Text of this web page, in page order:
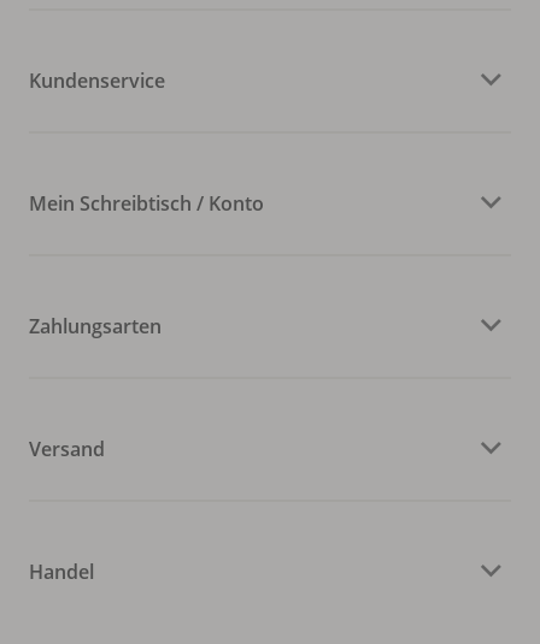
Kundenservice
Mein Schreibtisch / Konto
Zahlungsarten
Versand
Handel